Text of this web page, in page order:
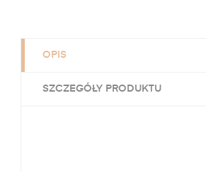
OPIS
SZCZEGÓŁY PRODUKTU